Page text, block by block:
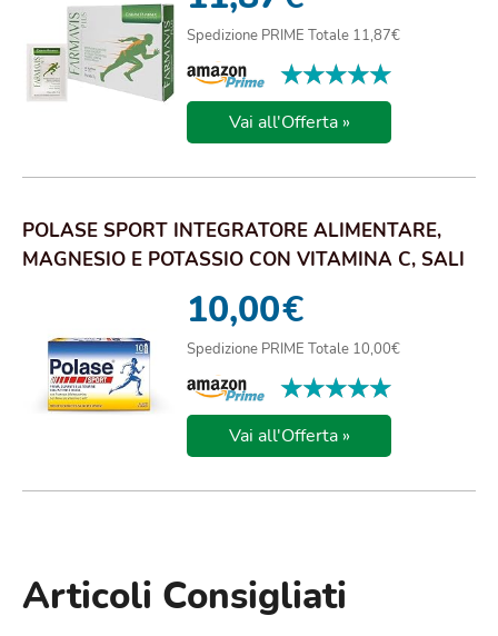
Spedizione PRIME Totale 11,87€
★★★★★
★★★★★
Vai all'Offerta »
POLASE SPORT INTEGRATORE ALIMENTARE,
MAGNESIO E POTASSIO CON VITAMINA C, SALI
10,00€
Spedizione PRIME Totale 10,00€
★★★★★
★★★★★
Vai all'Offerta »
Articoli Consigliati